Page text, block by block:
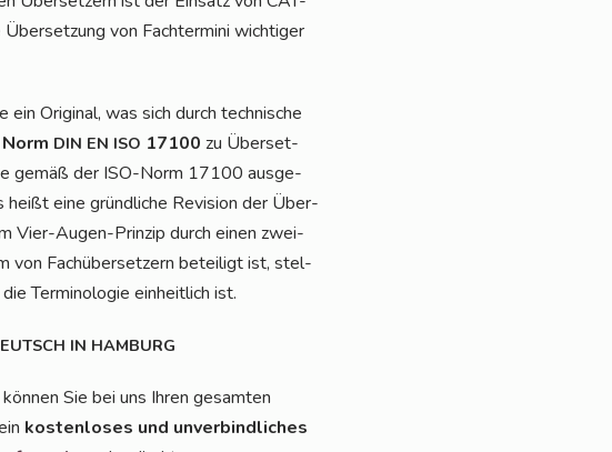
von Fach­ter­mi­ni wich­ti­ger
Ori­gi­nal, was sich durch tech­ni­sche
Norm DIN EN ISO 17100 zu Über­set­
gemäß der ISO-Norm 17100 aus­ge­
heißt eine gründ­li­che Revi­si­on der Über­
Vier-Augen-Prin­zip durch einen zwei­
von Fach­über­set­zern betei­ligt ist, stel­
Ter­mi­no­lo­gie ein­heit­lich ist.
IN HAMBURG
kön­nen Sie bei uns Ihren gesam­ten
kos­ten­lo­ses und unver­bind­li­ches